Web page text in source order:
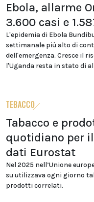
Ebola, allarme
3.600 casi e
L'epidemia di Ebola
settimanale più alto di
dell'emergenza. Cresce il
l'Uganda resta in stato di
TEBACCO
Tabacco e
quotidiano per
dati Eurostat
Nel 2025 nell’Unione
su utilizzava ogni giorno
prodotti correlati.